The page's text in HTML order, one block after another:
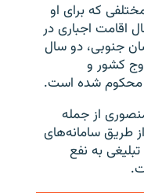
که برای او
اجباری در
جنوبی، دو سال
کشور و
محکوم شده است.
از جمله
طریق سامانه‌های
به نفع